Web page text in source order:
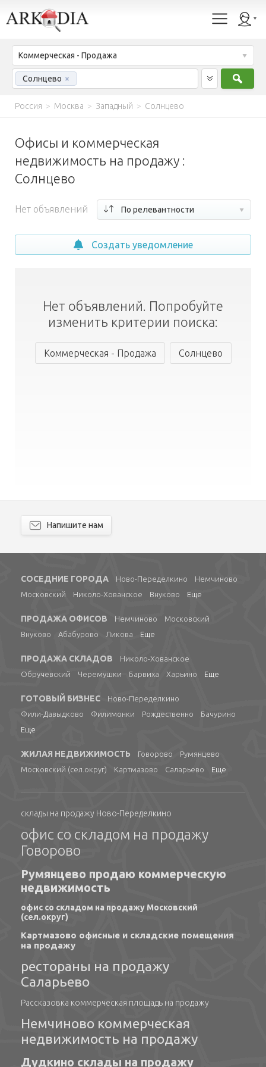
Коммерческая - Продажа
Солнцево ×
Россия > Москва > Западный > Солнцево
Офисы и коммерческая
недвижимость на продажу :
Солнцево
Нет объявлений По релевантности
Создать уведомление
Нет объявлений. Попробуйте
изменить критерии поиска:
Коммерческая - Продажа Солнцево
Напишите нам
СОСЕДНИЕ ГОРОДА Ново-Переделкино
Немчиново
Московский
Николо-Хованское Внуково Еще
ПРОДАЖА ОФИСОВ Немчиново
Московский
Внуково
Абабурово Ликова Еще
ПРОДАЖА СКЛАДОВ
Николо-Хованское
Обручевский
Черемушки Барвиха Харьино Еще
ГОТОВЫЙ БИЗНЕС
Ново-Переделкино
Фили-Давыдково
Филимонки Рождественно
Бачурино
Еще
ЖИЛАЯ НЕДВИЖИМОСТЬ Говорово
Румянцево
Московский (сел.округ)
Картмазово Саларьево Еще
склады на продажу Ново-Переделкино
офис со складом на продажу
Говорово
Румянцево продаю коммерческую
недвижимость
офис со складом на продажу Московский
(сел.округ)
Картмазово офисные и складские помещения
на продажу
рестораны на продажу
Саларьево
Рассказовка коммерческая площадь на продажу
Немчиново коммерческая
недвижимость на продажу
Дудкино склады на продажу